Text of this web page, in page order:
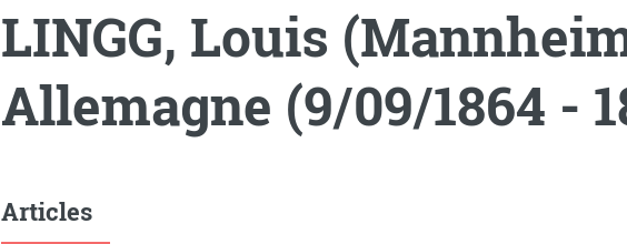
LINGG, Louis
Allemagne (9/09/1864 -
Articles